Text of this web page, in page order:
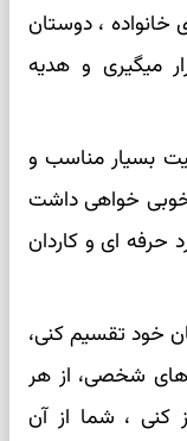
خانواده ، دوستان
میگیری و هدیه
بسیار مناسب و
خوبی خواهی داشت
حرفه ای و کاردان
خود تقسیم کنی،
شخصی، از هر
کنی ، شما از آن